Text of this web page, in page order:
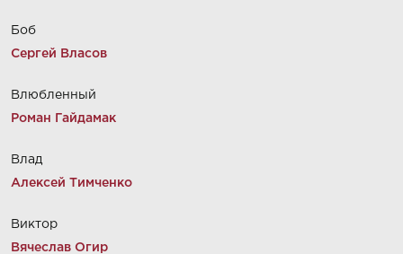
Боб
Сергей Власов
Влюбленный
Роман Гайдамак
Влад
Алексей Тимченко
Виктор
Вячеслав Огир